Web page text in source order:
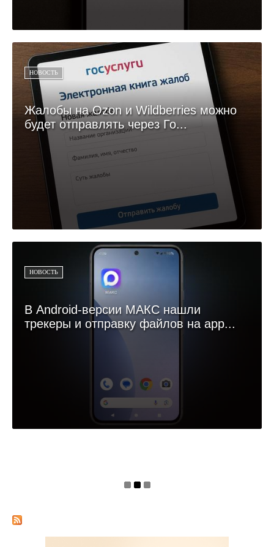
НОВОСТЬ
Жалобы на Ozon и Wildberries можно
будет отправлять через Го...
НОВОСТЬ
В Android-версии МАКС нашли
трекеры и отправку файлов на app...